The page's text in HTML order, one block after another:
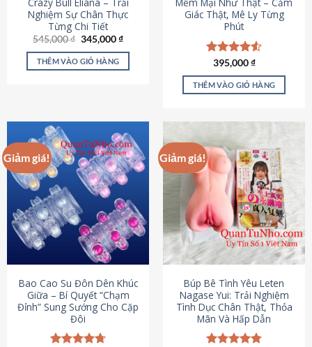
Crazy Bull Eliana – Trải
Nghiệm Sự Chân Thực
Từng Chi Tiết
545,000₫ Giá
là:
545,000 ₫.
345,000₫Giá
tại
THÊM VÀO GIỎ HÀNG
Mềm Mại Như Thật – Cảm
Giác Thật, Mê Ly Từng
Phút
Được xếp
hạng4.53
5 sao
395,000₫
THÊM VÀO GIỎ HÀNG
Giảm giá!
Bao Cao Su Đôn Dên Khúc
Giữa – Bí Quyết “Chạm
Đỉnh” Sung Sướng Cho Cặp
Đôi
Giảm giá!
Búp Bê Tình Yêu Leten
Nagase Yui: Trải Nghiệm
Tình Dục Chân Thật, Thỏa
Mãn Và Hấp Dẫn